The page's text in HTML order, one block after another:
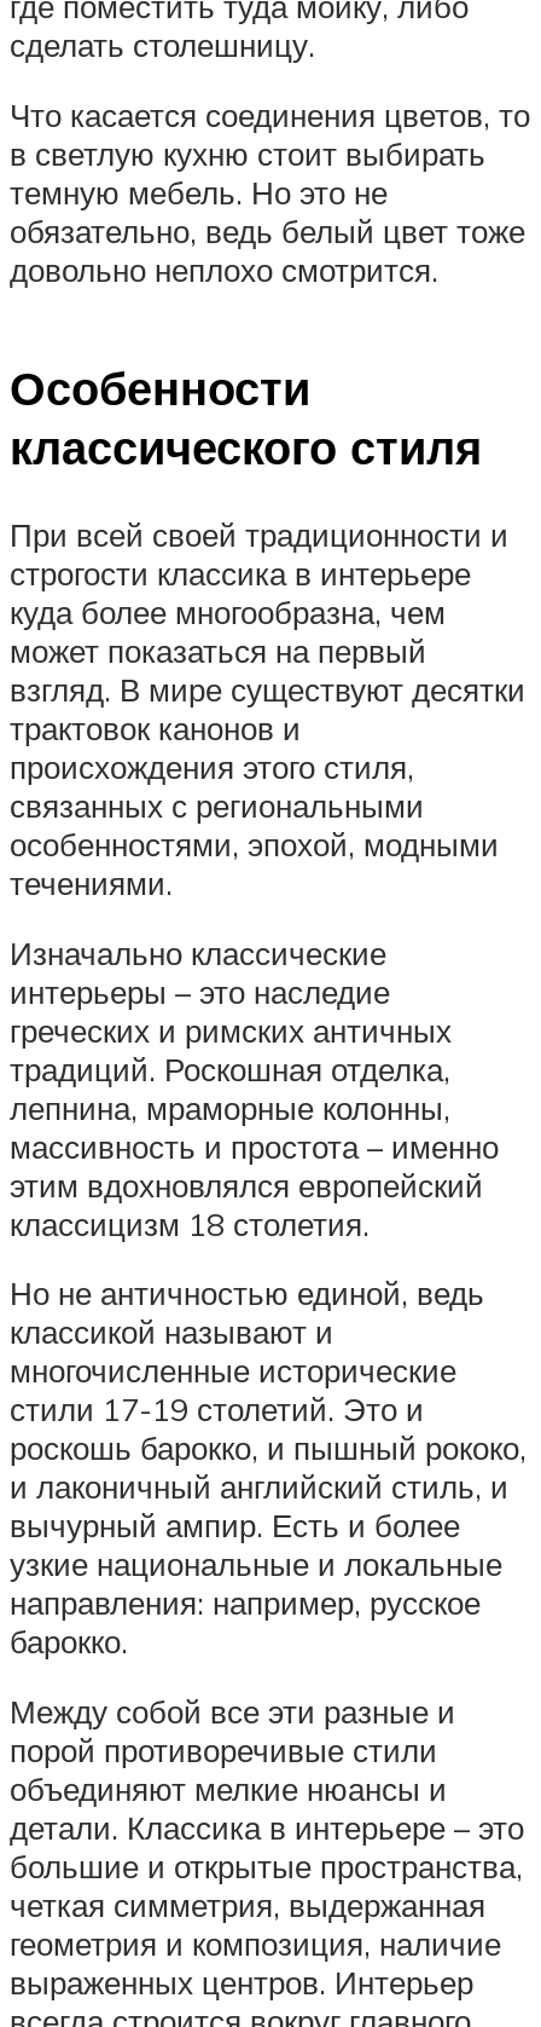
сделать столешницу.
Что касается соединения цветов, то
в светлую кухню стоит выбирать
темную мебель. Но это не
обязательно, ведь белый цвет тоже
довольно неплохо смотрится.
Особенности
классического стиля
При всей своей традиционности и
строгости классика в интерьере
куда более многообразна, чем
может показаться на первый
взгляд. В мире существуют десятки
трактовок канонов и
происхождения этого стиля,
связанных с региональными
особенностями, эпохой, модными
течениями.
Изначально классические
интерьеры – это наследие
греческих и римских античных
традиций. Роскошная отделка,
лепнина, мраморные колонны,
массивность и простота – именно
этим вдохновлялся европейский
классицизм 18 столетия.
Но не античностью единой, ведь
классикой называют и
многочисленные исторические
стили 17-19 столетий. Это и
роскошь барокко, и пышный рококо,
и лаконичный английский стиль, и
вычурный ампир. Есть и более
узкие национальные и локальные
направления: например, русское
барокко.
Между собой все эти разные и
порой противоречивые стили
объединяют мелкие нюансы и
детали. Классика в интерьере – это
большие и открытые пространства,
четкая симметрия, выдержанная
геометрия и композиция, наличие
выраженных центров. Интерьер